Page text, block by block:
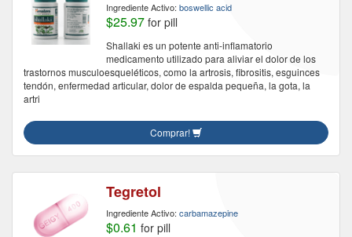
Ingrediente Activo: boswellic acid
$25.97 for pill
Shallaki es un potente anti-inflamatorio
medicamento utilizado para aliviar el dolor de los
trastornos musculoesqueléticos, como la artrosis, fibrositis, esguinces
tendón, enfermedad articular, dolor de espalda pequeña, la gota, la
artri
Comprar!
Tegretol
Ingrediente Activo: carbamazepine
$0.61 for pill